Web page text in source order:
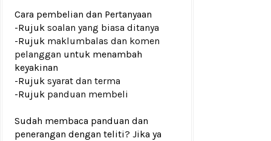
Cara pembelian dan Pertanyaan
-Rujuk soalan yang biasa ditanya
-Rujuk maklumbalas dan komen
pelanggan untuk menambah
keyakinan
-Rujuk syarat dan terma
-Rujuk panduan membeli
Sudah membaca panduan dan
penerangan dengan teliti? Jika ya